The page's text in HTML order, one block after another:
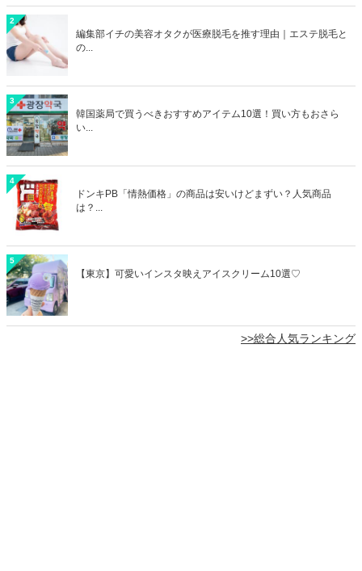
2
編集部イチの美容オタクが医療脱毛を推す理由｜エステ脱毛と
の...
3
韓国薬局で買うべきおすすめアイテム10選！買い方もおさら
い...
4
ドンキPB「情熱価格」の商品は安いけどまずい？人気商品
は？...
5
【東京】可愛いインスタ映えアイスクリーム10選♡
>>総合人気ランキング